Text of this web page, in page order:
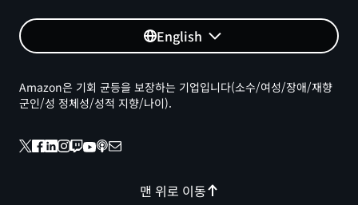
English
맨 위로 이동
Amazon은 기회 균등을 보장하는 기업입니다(소수/여성/장애/재향
군인/성 정체성/성적 지향/나이).